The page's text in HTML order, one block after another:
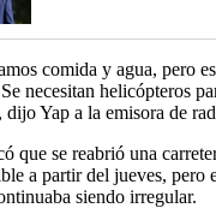
comida y agua, pero
necesitan helicópteros
dijo Yap a la emisora de
que se reabrió una
a partir del jueves, pero
siendo irregular.